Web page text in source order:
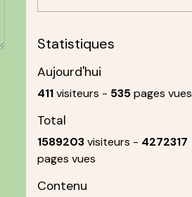
Statistiques
Aujourd'hui
411visiteurs - 535pages vues
Total
1589203visiteurs - 4272317
pages vues
Contenu